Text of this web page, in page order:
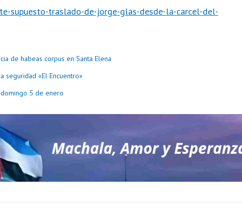
supuesto-traslado-de-jorge-glas-desde-la-carcel-del-
de habeas corpus en Santa Elena
seguridad «El Encuentro»
5 de enero